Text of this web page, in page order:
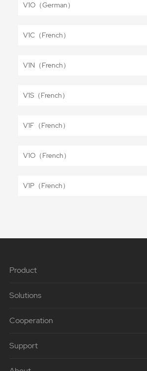
V1O（German）
V1C（French）
V1N（French）
V1S（French）
V1F（French）
V1O（French）
V1P（French）
Product
Solutions
Cooperation
Support